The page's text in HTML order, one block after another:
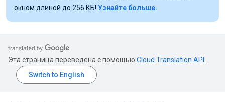
окном длиной до 256 КБ! Узнайте больше.
Эта страница переведена с помощью Cloud Translation API